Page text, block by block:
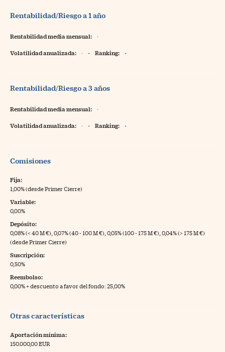
Rentabilidad/Riesgo a 1 año
Rentabilidad media mensual: ·
Volatilidad anualizada: · - Ranking: -
Rentabilidad/Riesgo a 3 años
Rentabilidad media mensual: ·
Volatilidad anualizada: · - Ranking: -
Comisiones
Fija:
1,00% (desde Primer Cierre)
Variable:
0,00%
Depósito:
0,08% (< 40 M €), 0,07% (40 - 100 M €), 0,05% (100 - 175 M €), 0,04% (> 175 M €)
(desde Primer Cierre)
Suscripción:
0,50%
Reembolso:
0,00% + descuento a favor del fondo: 25,00%
Otras características
Aportación mínima:
150.000,00 EUR